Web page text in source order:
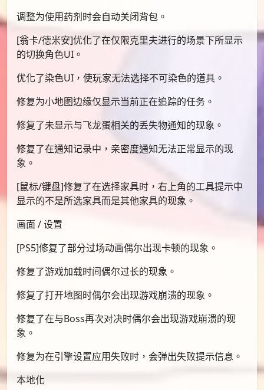
调整为使用药剂时会自动关闭背包。
[翁卡/德米安]优化了在仅限克里夫进行的场景下所显示
的切换角色UI。
优化了染色UI，使玩家无法选择不可染色的道具。
修复为小地图边缘仅显示当前正在追踪的任务。
修复了未显示与飞龙蛋相关的丢失物通知的现象。
修复了在通知记录中，亲密度通知无法正常显示的现
象。
[鼠标/键盘]修复了在选择家具时，右上角的工具提示中
显示的不是所选家具而是其他家具的现象。
画面 / 设置
[PS5]修复了部分过场动画偶尔出现卡顿的现象。
修复了游戏加载时间偶尔过长的现象。
修复了打开地图时偶尔会出现游戏崩溃的现象。
修复了在与Boss再次对决时偶尔会出现游戏崩溃的现
象。
修复为在引擎设置应用失败时，会弹出失败提示信息。
本地化